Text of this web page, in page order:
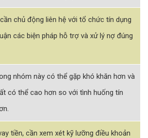
chủ động liên hệ với tổ chức tín dụng
các biện pháp hỗ trợ và xử lý nợ đúng
nhóm này có thể gặp khó khăn hơn và
có thể cao hơn so với tình huống tín
tiền, cần xem xét kỹ lưỡng điều khoản